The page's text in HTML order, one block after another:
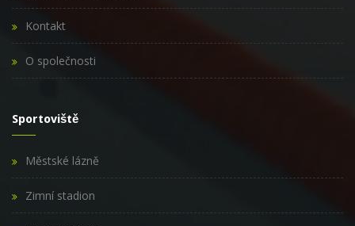
Kontakt
O společnosti
Sportoviště
Městské lázně
Zimní stadion